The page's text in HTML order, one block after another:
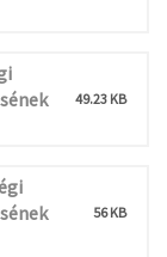
49.23 KB
56 KB